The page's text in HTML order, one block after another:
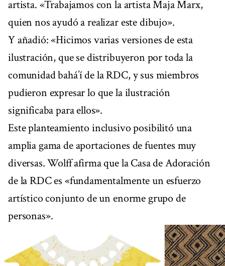
artista. «Trabajamos con la artista Maja Marx,
quien nos ayudó a realizar este dibujo».
Y añadió: «Hicimos varias versiones de esta
ilustración, que se distribuyeron por toda la
comunidad bahá’í de la RDC, y sus miembros
pudieron expresar lo que la ilustración
significaba para ellos».
Este planteamiento inclusivo posibilitó una
amplia gama de aportaciones de fuentes muy
diversas. Wolff afirma que la Casa de Adoración
de la RDC es «fundamentalmente un esfuerzo
artístico conjunto de un enorme grupo de
personas».